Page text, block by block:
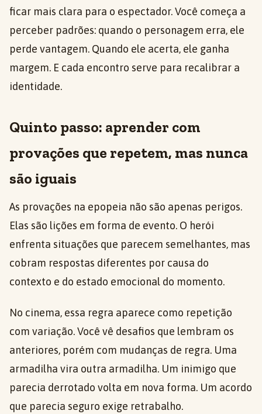
ficar mais clara para o espectador. Você começa a
perceber padrões: quando o personagem erra, ele
perde vantagem. Quando ele acerta, ele ganha
margem. E cada encontro serve para recalibrar a
identidade.
Quinto passo: aprender com
provações que repetem, mas nunca
são iguais
As provações na epopeia não são apenas perigos.
Elas são lições em forma de evento. O herói
enfrenta situações que parecem semelhantes, mas
cobram respostas diferentes por causa do
contexto e do estado emocional do momento.
No cinema, essa regra aparece como repetição
com variação. Você vê desafios que lembram os
anteriores, porém com mudanças de regra. Uma
armadilha vira outra armadilha. Um inimigo que
parecia derrotado volta em nova forma. Um acordo
que parecia seguro exige retrabalho.